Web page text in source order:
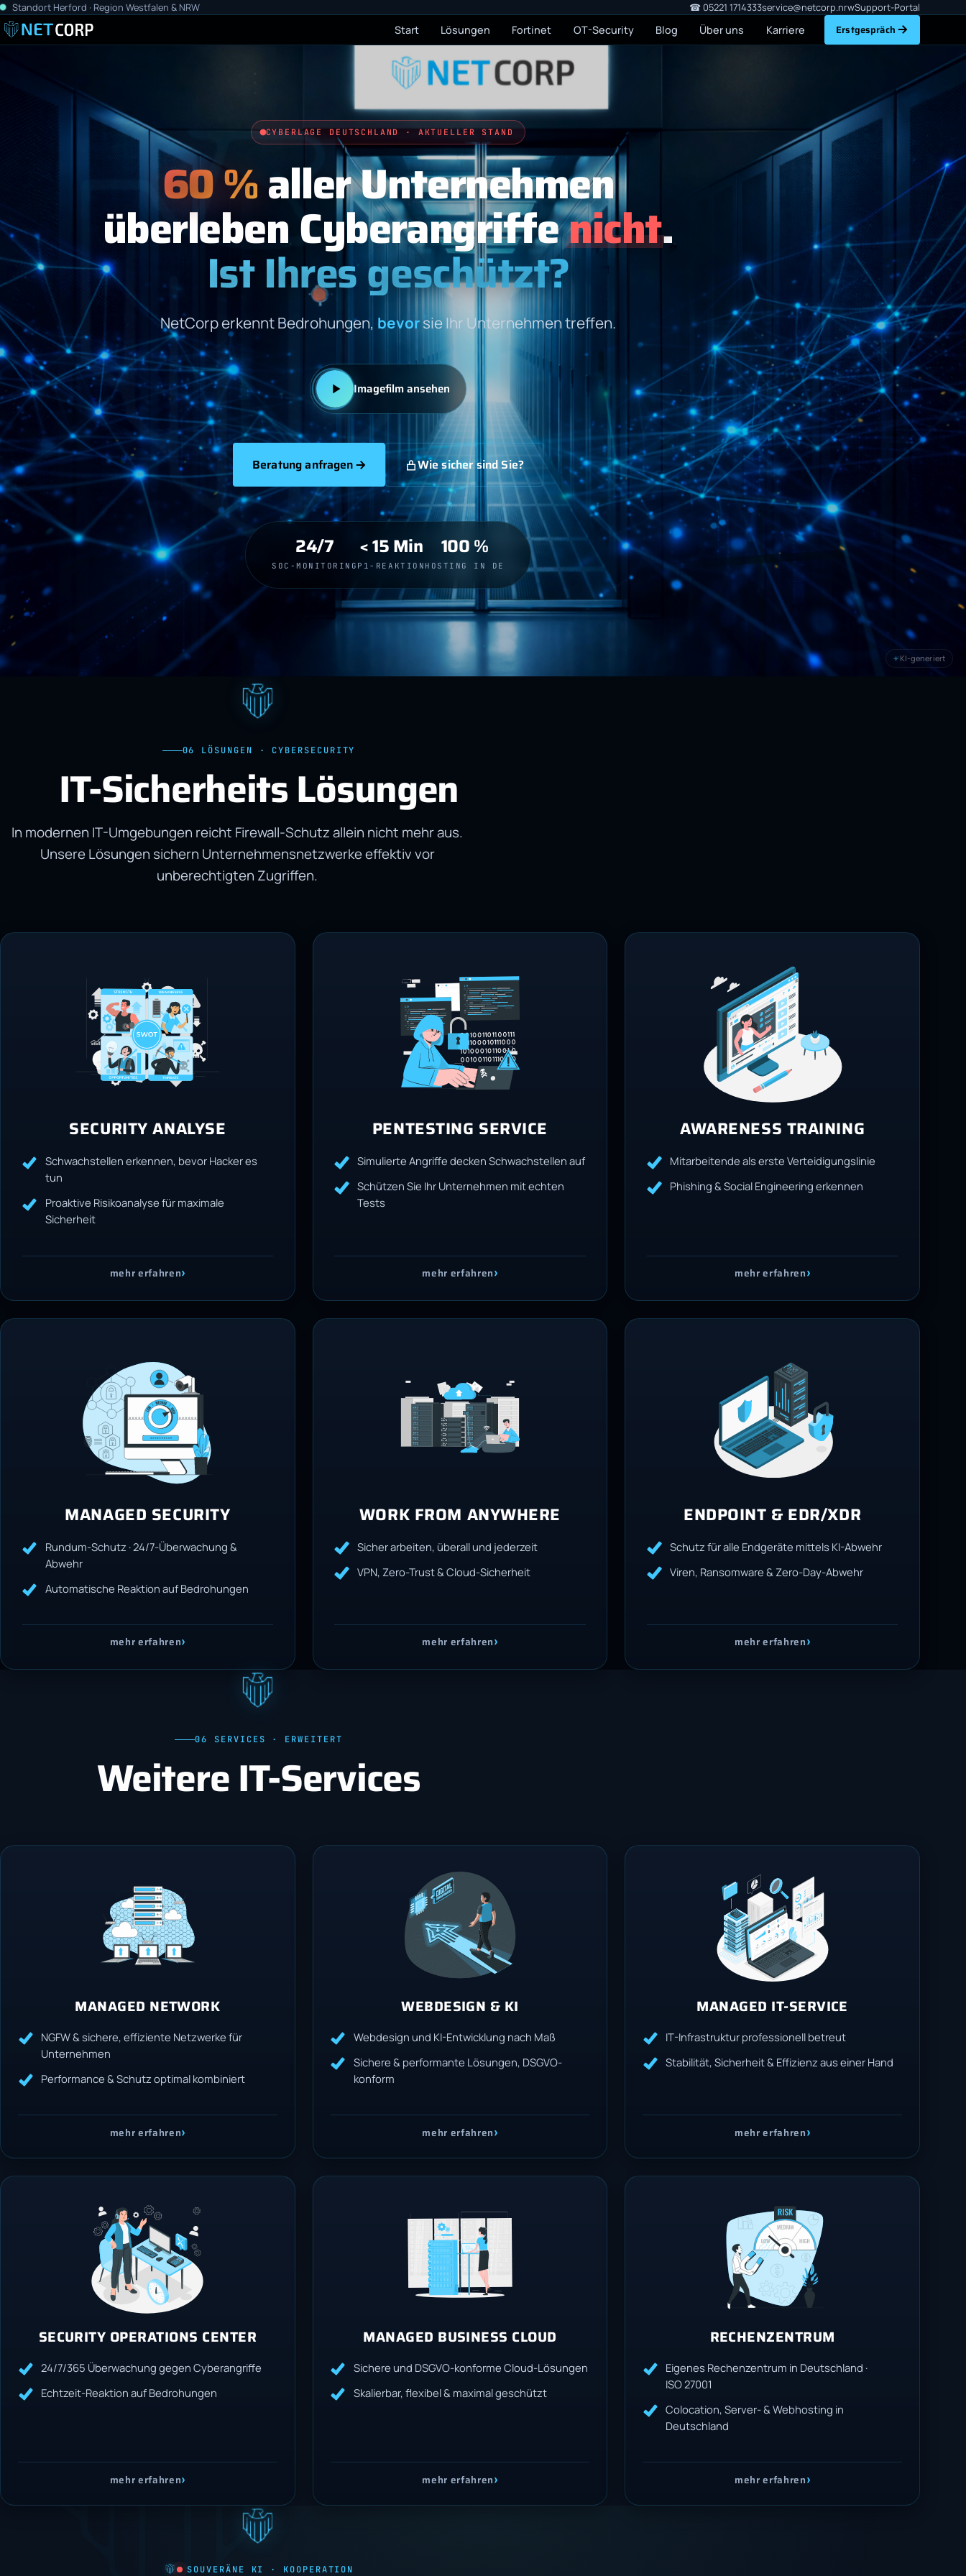
Standort Herford · Region Westfalen & NRW ☎ 05221 1714333service@netcorp.nrwSupport-Portal
Start Lösungen Fortinet OT-Security Blog Über uns Karriere Erstgespräch
KI-generiert
CYBERLAGE DEUTSCHLAND · AKTUELLER STAND
60 %aller Unternehmen
überleben Cyberangriffenicht.
Ist Ihres geschützt?
NetCorp erkennt Bedrohungen, bevorsie Ihr Unternehmen treffen.
Imagefilm ansehen
Beratung anfragen Wie sicher sind Sie?
24/7
SOC-MONITORING
< 15 Min
P1-REAKTION
100 %
HOSTING IN DE
06 LÖSUNGEN · CYBERSECURITY
IT-Sicherheits Lösungen
In modernen IT-Umgebungen reicht Firewall-Schutz allein nicht mehr aus.
Unsere Lösungen sichern Unternehmensnetzwerke effektiv vor
unberechtigten Zugriffen.
SECURITY ANALYSE
Schwachstellen erkennen, bevor Hacker es
tun
Proaktive Risikoanalyse für maximale
Sicherheit
mehr erfahren›
PENTESTING SERVICE
Simulierte Angriffe decken Schwachstellen auf
Schützen Sie Ihr Unternehmen mit echten
Tests
mehr erfahren›
AWARENESS TRAINING
Mitarbeitende als erste Verteidigungslinie
Phishing & Social Engineering erkennen
mehr erfahren›
MANAGED SECURITY
Rundum-Schutz · 24/7-Überwachung &
Abwehr
Automatische Reaktion auf Bedrohungen
mehr erfahren›
WORK FROM ANYWHERE
Sicher arbeiten, überall und jederzeit
VPN, Zero-Trust & Cloud-Sicherheit
mehr erfahren›
ENDPOINT & EDR/XDR
Schutz für alle Endgeräte mittels KI-Abwehr
Viren, Ransomware & Zero-Day-Abwehr
mehr erfahren›
06 SERVICES · ERWEITERT
Weitere IT-Services
MANAGED NETWORK
NGFW & sichere, effiziente Netzwerke für
Unternehmen
Performance & Schutz optimal kombiniert
mehr erfahren›
WEBDESIGN & KI
Webdesign und KI-Entwicklung nach Maß
Sichere & performante Lösungen, DSGVO-
konform
mehr erfahren›
MANAGED IT-SERVICE
IT-Infrastruktur professionell betreut
Stabilität, Sicherheit & Effizienz aus einer Hand
mehr erfahren›
SECURITY OPERATIONS CENTER
24/7/365 Überwachung gegen Cyberangriffe
Echtzeit-Reaktion auf Bedrohungen
mehr erfahren›
MANAGED BUSINESS CLOUD
Sichere und DSGVO-konforme Cloud-Lösungen
Skalierbar, flexibel & maximal geschützt
mehr erfahren›
RECHENZENTRUM
Eigenes Rechenzentrum in Deutschland ·
ISO 27001
Colocation, Server- & Webhosting in
Deutschland
mehr erfahren›
SOUVERÄNE KI · KOOPERATION